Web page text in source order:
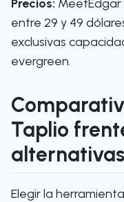
Precios: MeetEdgar
entre 29 y 49
exclusivas
evergreen.
Taplio
alternativas
Elegir la